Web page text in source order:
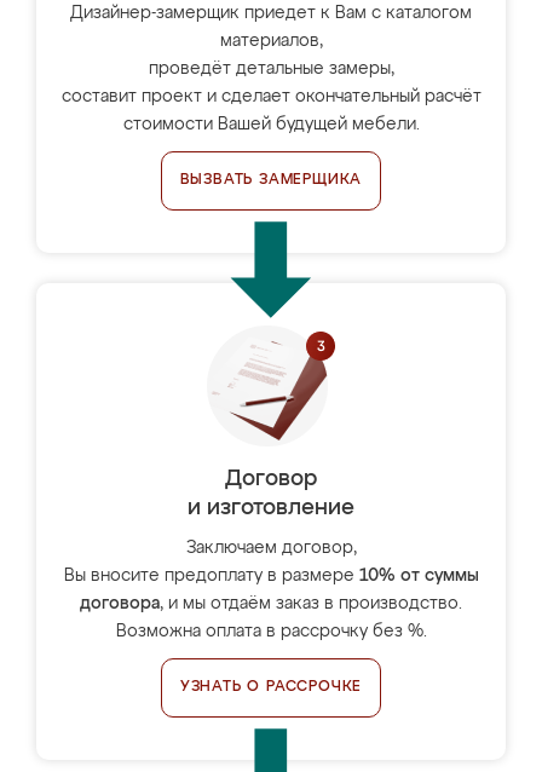
Дизайнер-замерщик приедет к Вам с каталогом
материалов,
проведёт детальные замеры,
составит проект и сделает окончательный расчёт
стоимости Вашей будущей мебели.
ВЫЗВАТЬ ЗАМЕРЩИКА
Договор
и изготовление
Заключаем договор,
Вы вносите предоплату в размере 10% от суммы
договора, и мы отдаём заказ в производство.
Возможна оплата в рассрочку без %.
УЗНАТЬ О РАССРОЧКЕ